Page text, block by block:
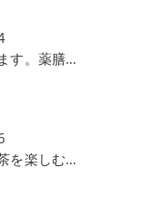
まだ間に合います。薬膳セラピー茶を楽しむ教室【京都四条河原町漢方錦】
薬膳セラピー茶を楽しむ教室開催【京都四条河原町漢方錦】